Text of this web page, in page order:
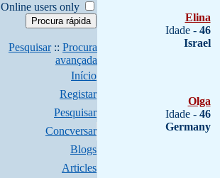
Online users only
Pesquisar:: Procura
avançada
Início
Registar
Pesquisar
Concversar
Blogs
Articles
Elina
Idade - 46
Israel
Olga
Idade - 46
Germany